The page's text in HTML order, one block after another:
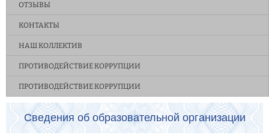
ОТЗЫВЫ
КОНТАКТЫ
НАШ КОЛЛЕКТИВ
ПРОТИВОДЕЙСТВИЕ КОРРУПЦИИ
ПРОТИВОДЕЙСТВИЕ КОРРУПЦИИ
Сведения об образовательной организации